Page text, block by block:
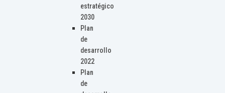
estratégico
2030
Plan
de
desarrollo
2022
Plan
de